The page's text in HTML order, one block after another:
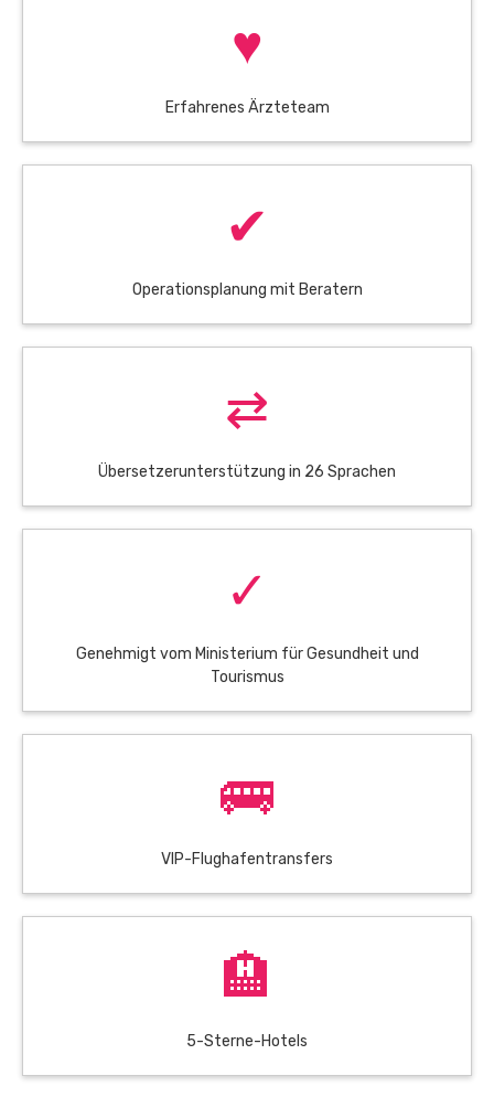
♥
Erfahrenes Ärzteteam
✔
Operationsplanung mit Beratern
⇄
Übersetzerunterstützung in 26 Sprachen
✓
Genehmigt vom Ministerium für Gesundheit und
Tourismus
🚌
VIP-Flughafentransfers
🏨
5-Sterne-Hotels